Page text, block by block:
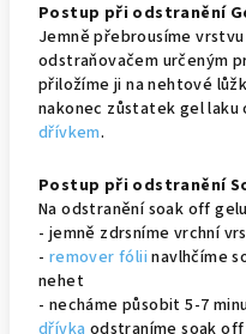
Postup při odstranění
Jemně přebrousíme
odstraňovačem určeným
přiložíme ji na nehtové
nakonec zůstatek gel laku
dřívkem.
Postup při odstranění
Na odstranění soak off
- jemně zdrsníme vrchní
- remover fólii navlhčíme
nehet
- necháme působit 5-7
dřívka odstraníme soak